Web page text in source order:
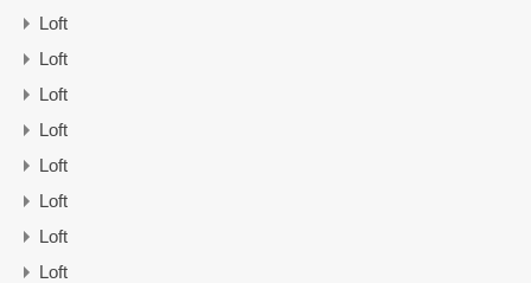
Loft
Loft
Loft
Loft
Loft
Loft
Loft
Loft